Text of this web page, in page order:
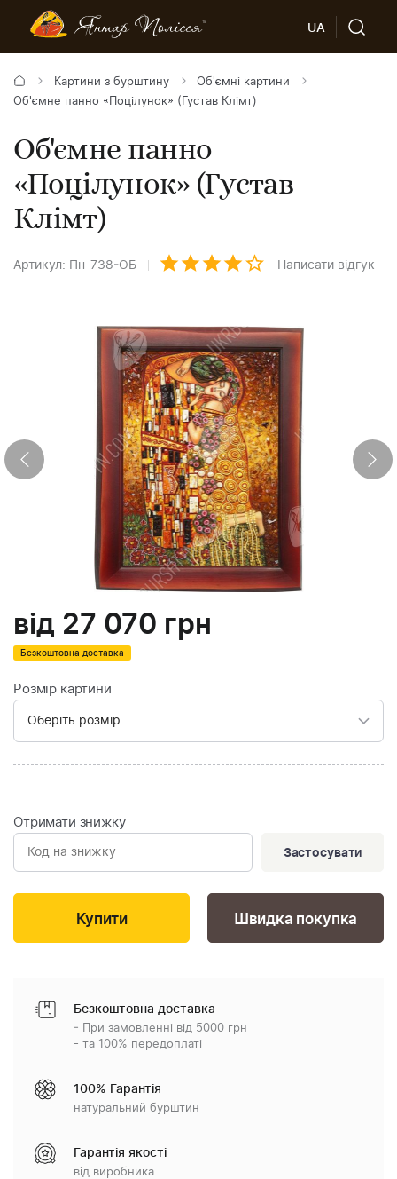
UA
Картини з бурштину
Об'ємні картини
Об'ємне панно «Поцілунок» (Густав Клімт)
Об'ємне панно
«Поцілунок» (Густав
Клімт)
Артикул: Пн-738-ОБ Написати відгук
від 27 070 грн
Безкоштовна доставка
Розмір картини
Отримати знижку
Застосувати
Швидка покупка
Безкоштовна доставка
- При замовленні від 5000 грн
- та 100% передоплаті
100% Гарантія
натуральний бурштин
Гарантія якості
від виробника